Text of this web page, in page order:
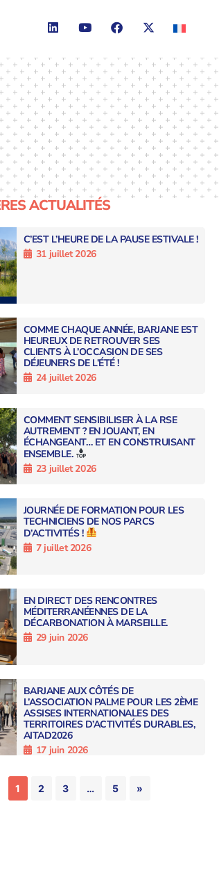
ACTUALITÉS
C’EST L’HEURE DE LA PAUSE ESTIVALE !
31 juillet 2026
COMME CHAQUE ANNÉE, BARJANE EST
HEUREUX DE RETROUVER SES
CLIENTS À L’OCCASION DE SES
DÉJEUNERS DE L’ÉTÉ !
24 juillet 2026
COMMENT SENSIBILISER À LA RSE
AUTREMENT ? EN JOUANT, EN
ÉCHANGEANT… ET EN CONSTRUISANT
ENSEMBLE.
23 juillet 2026
JOURNÉE DE FORMATION POUR LES
TECHNICIENS DE NOS PARCS
D’ACTIVITÉS !
7 juillet 2026
EN DIRECT DES RENCONTRES
MÉDITERRANÉENNES DE LA
DÉCARBONATION À MARSEILLE.
29 juin 2026
BARJANE AUX CÔTÉS DE
L’ASSOCIATION PALME POUR LES 2ÈME
ASSISES INTERNATIONALES DES
TERRITOIRES D’ACTIVITÉS DURABLES,
AITAD2026
17 juin 2026
1 2 3 … 5 »